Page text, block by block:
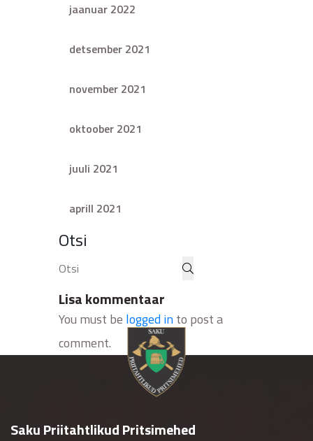
jaanuar 2022
detsember 2021
november 2021
oktoober 2021
juuli 2021
aprill 2021
Otsi
Lisa kommentaar
You must be logged into post a
comment.
Saku Priitahtlikud Pritsimehed